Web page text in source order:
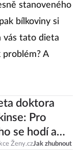
stanoveného
bílkoviny si
vás tato dieta
A
doktora
Pro
se hodí a
může
Ženy.czJak zhubnout